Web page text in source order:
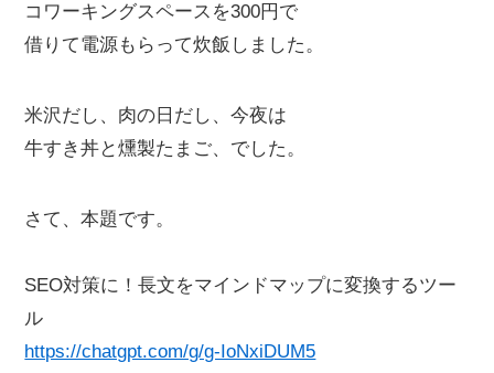
コワーキングスペースを300円で
借りて電源もらって炊飯しました。
米沢だし、肉の日だし、今夜は
牛すき丼と燻製たまご、でした。
さて、本題です。
SEO対策に！長文をマインドマップに変換するツー
ル
https://chatgpt.com/g/g-IoNxiDUM5